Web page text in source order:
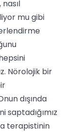
mu gibi
Nörolojik bir
dışında
saptadığımız
terapistinin